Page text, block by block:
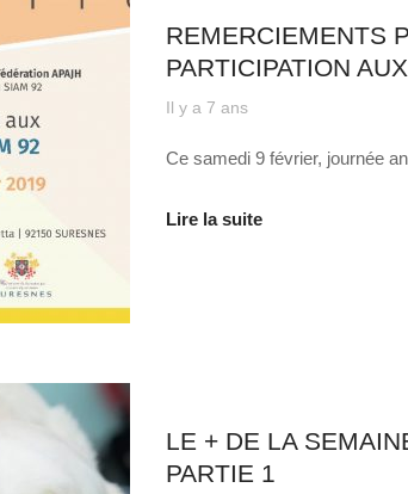
REMERCIEMENTS
PARTICIPATION
Il y a 7 ans
Ce samedi 9 février, journée
Lire la suite
LE + DE LA
PARTIE 1